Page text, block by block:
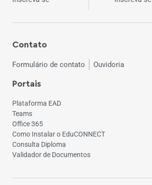
Contato
Formulário de contato Ouvidoria
Portais
Plataforma EAD
Teams
Office 365
Como Instalar o EduCONNECT
Consulta Diploma
Validador de Documentos